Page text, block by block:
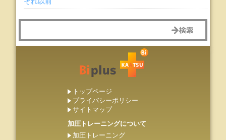
トップページ
プライバシーポリシー
サイトマップ
加圧トレーニングについて
加圧トレーニング